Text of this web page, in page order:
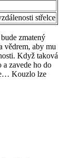
střelce
zmatený
vědrem, aby mu
Když taková
a zavede ho do
Kouzlo lze